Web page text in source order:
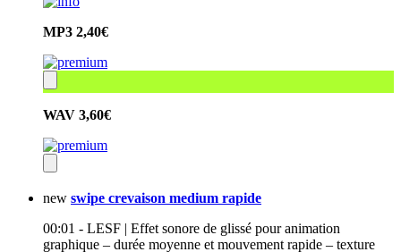
MP3 2,40€
WAV 3,60€
new swipe crevaison medium rapide
00:01 - LESF | Effet sonore de glissé pour animation
graphique – durée moyenne et mouvement rapide – texture